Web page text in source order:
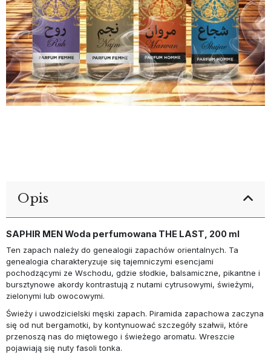
Opis
SAPHIR MEN Woda perfumowana THE LAST, 200 ml
Ten zapach należy do genealogii zapachów orientalnych. Ta
genealogia charakteryzuje się tajemniczymi esencjami
pochodzącymi ze Wschodu, gdzie słodkie, balsamiczne, pikantne i
bursztynowe akordy kontrastują z nutami cytrusowymi, świeżymi,
zielonymi lub owocowymi.
Świeży i uwodzicielski męski zapach. Piramida zapachowa zaczyna
się od nut bergamotki, by kontynuować szczegóły szałwii, które
przenoszą nas do miętowego i świeżego aromatu. Wreszcie
pojawiają się nuty fasoli tonka.